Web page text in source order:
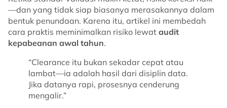
—dan yang tidak siap biasanya merasakannya dalam
bentuk penundaan. Karena itu, artikel ini membedah
cara praktis meminimalkan risiko lewat audit
kepabeanan awal tahun.
“Clearance itu bukan sekadar cepat atau
lambat—ia adalah hasil dari disiplin data.
Jika datanya rapi, prosesnya cenderung
mengalir.”